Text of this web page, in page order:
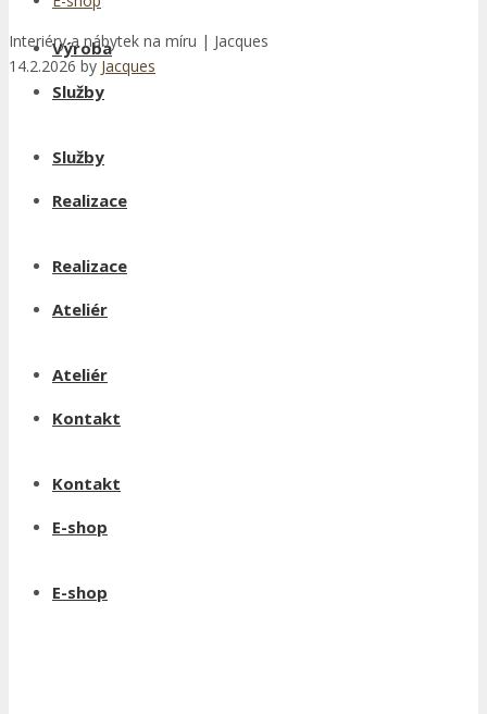
Služby
Realizace
Ateliér
Kontakt
E-shop
Výroba
Služby
Realizace
Ateliér
Kontakt
E-shop
Interiéry a nábytek na míru | Jacques
14.2.2026 by Jacques